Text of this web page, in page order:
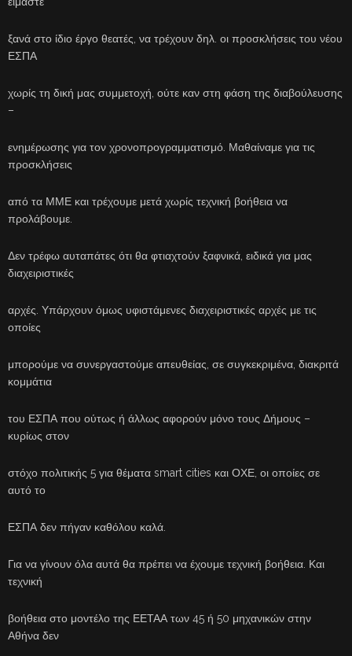
ξανά στο ίδιο έργο θεατές, να τρέχουν δηλ. οι προσκλήσεις του νέου
ΕΣΠΑ
χωρίς τη δική μας συμμετοχή, ούτε καν στη φάση της διαβούλευσης
–
ενημέρωσης για τον χρονοπρογραμματισμό. Μαθαίναμε για τις
προσκλήσεις
από τα ΜΜΕ και τρέχουμε μετά χωρίς τεχνική βοήθεια να
προλάβουμε.
Δεν τρέφω αυταπάτες ότι θα φτιαχτούν ξαφνικά, ειδικά για μας
διαχειριστικές
αρχές. Υπάρχουν όμως υφιστάμενες διαχειριστικές αρχές με τις
οποίες
μπορούμε να συνεργαστούμε απευθείας, σε συγκεκριμένα, διακριτά
κομμάτια
του ΕΣΠΑ που ούτως ή άλλως αφορούν μόνο τους Δήμους –
κυρίως στον
στόχο πολιτικής 5 για θέματα smart cities και ΟΧΕ, οι οποίες σε
αυτό το
ΕΣΠΑ δεν πήγαν καθόλου καλά.
Για να γίνουν όλα αυτά θα πρέπει να έχουμε τεχνική βοήθεια. Και
τεχνική
βοήθεια στο μοντέλο της ΕΕΤΑΑ των 45 ή 50 μηχανικών στην
Αθήνα δεν